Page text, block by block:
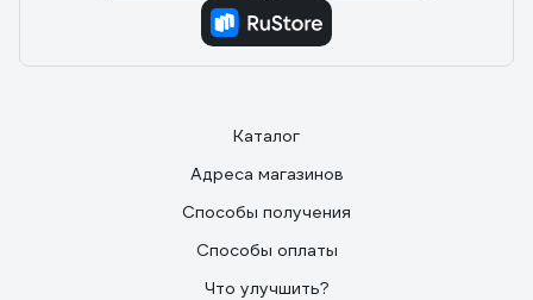
Каталог
Адреса магазинов
Способы получения
Способы оплаты
Что улучшить?